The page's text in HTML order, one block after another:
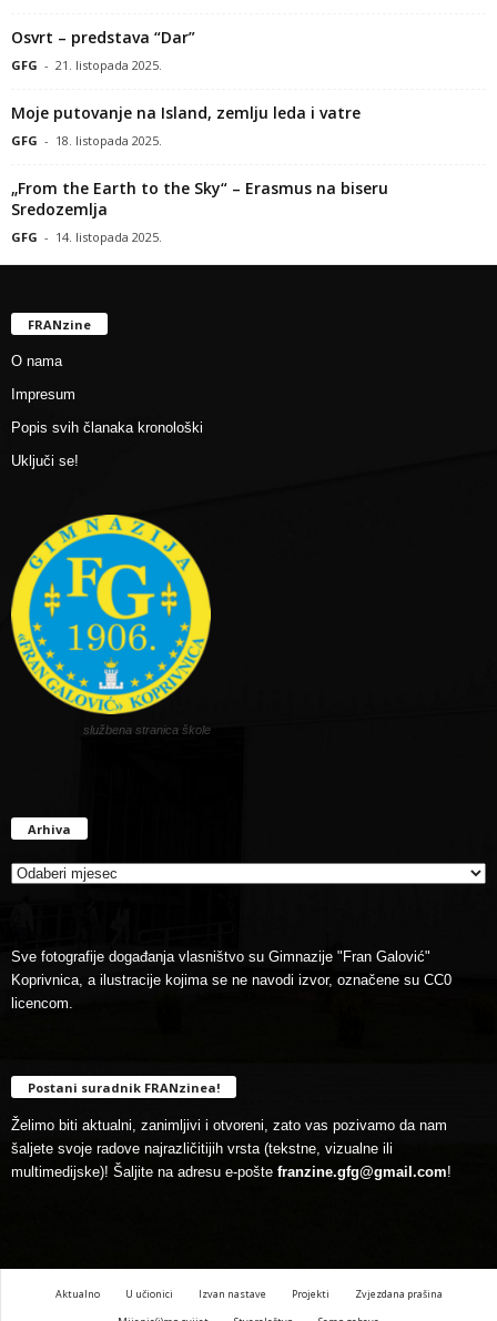
Osvrt – predstava “Dar”
GFG - 21. listopada 2025.
Moje putovanje na Island, zemlju leda i vatre
GFG - 18. listopada 2025.
„From the Earth to the Sky“ – Erasmus na biseru
Sredozemlja
GFG - 14. listopada 2025.
FRANzine
O nama
Impresum
Popis svih članaka kronološki
Uključi se!
službena stranica škole
Arhiva
Sve fotografije događanja vlasništvo su Gimnazije "Fran Galović"
Koprivnica, a ilustracije kojima se ne navodi izvor, označene su CC0
licencom.
Postani suradnik FRANzinea!
Želimo biti aktualni, zanimljivi i otvoreni, zato vas pozivamo da nam
šaljete svoje radove najrazličitijih vrsta (tekstne, vizualne ili
multimedijske)! Šaljite na adresu e-pošte franzine.gfg@gmail.com!
Aktualno U učionici Izvan nastave Projekti
Zvjezdana prašina